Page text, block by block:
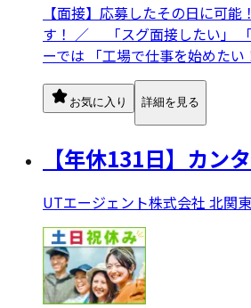
【面接】応募したその日に可
す！ ／ 「スグ面接したい」
ーでは 「工場で仕事を始めた
お気に入り 詳細を見る
【年休131日】カ
UTエージェント株式会社 北関